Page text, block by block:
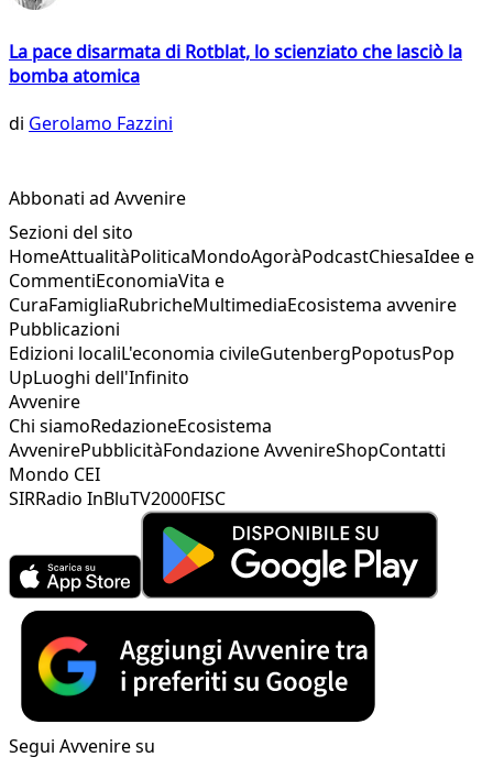
La pace disarmata di Rotblat, lo scienziato che lasciò la
bomba atomica
di Gerolamo Fazzini
Abbonati ad Avvenire
Sezioni del sito
HomeAttualitàPoliticaMondoAgoràPodcastChiesaIdee e
CommentiEconomiaVita e
CuraFamigliaRubricheMultimediaEcosistema avvenire
Pubblicazioni
Edizioni localiL'economia civileGutenbergPopotusPop
UpLuoghi dell'Infinito
Avvenire
Chi siamoRedazioneEcosistema
AvvenirePubblicitàFondazione AvvenireShopContatti
Mondo CEI
SIRRadio InBluTV2000FISC
Segui Avvenire su